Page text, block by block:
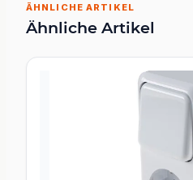
ÄHNLICHE ARTIKEL
Ähnliche Artikel